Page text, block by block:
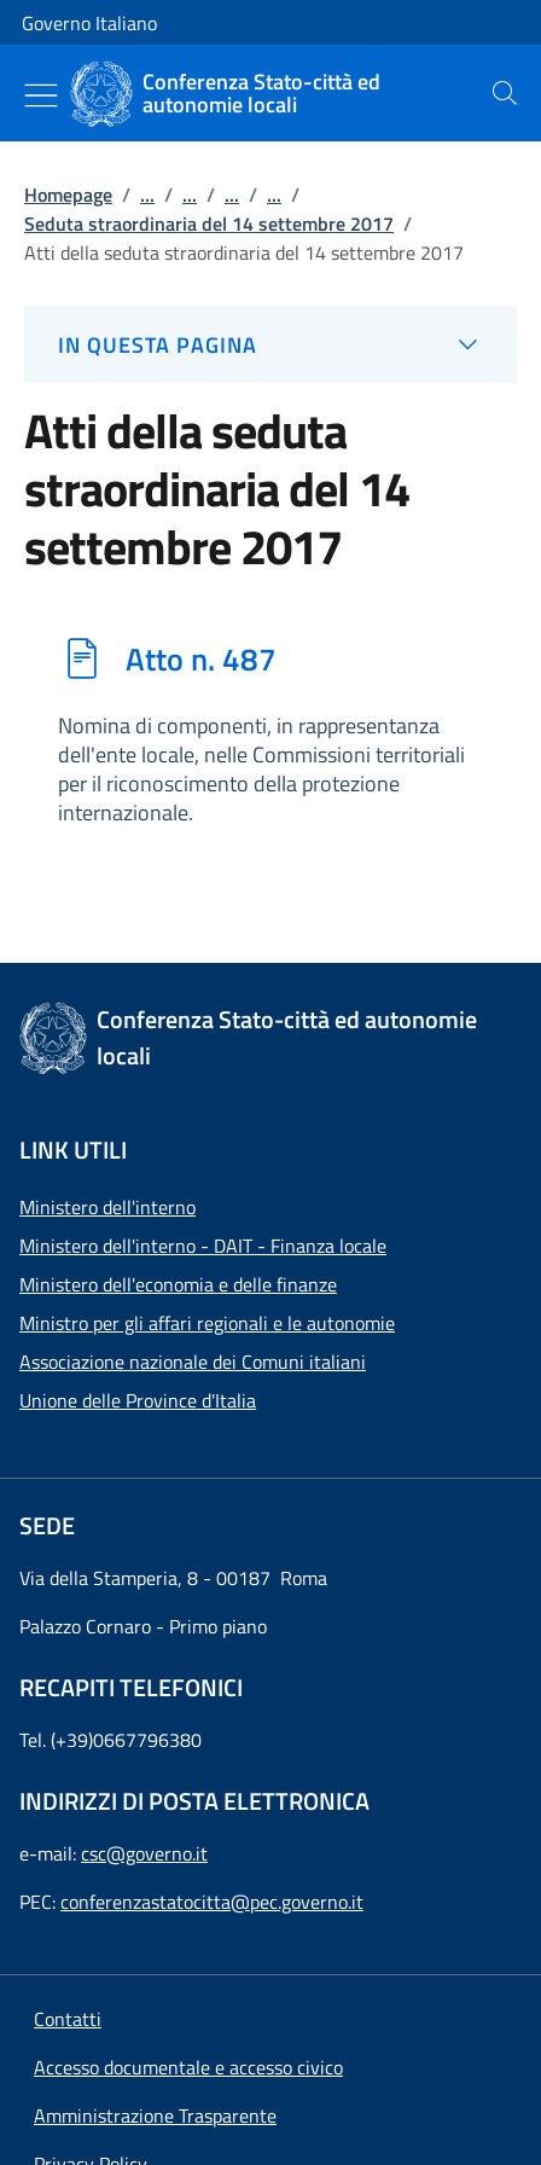
Vai al contenuto
Vai alla navigazione del sito
Governo Italiano
Conferenza Stato-città ed
autonomie locali Cerca
Homepage / ... / ... / ... / ... /
Seduta straordinaria del 14 settembre 2017 /
Atti della seduta straordinaria del 14 settembre 2017
IN QUESTA PAGINA
Atti della seduta
straordinaria del 14
settembre 2017
Atto n. 487
Nomina di componenti, in rappresentanza
dell'ente locale, nelle Commissioni territoriali
per il riconoscimento della protezione
internazionale.
Conferenza Stato-città ed autonomie
locali
LINK UTILI
Ministero dell'interno
Ministero dell'interno - DAIT - Finanza locale
Ministero dell'economia e delle finanze
Ministro per gli affari regionali e le autonomie
Associazione nazionale dei Comuni italiani
Unione delle Province d'Italia
SEDE
Via della Stamperia, 8 - 00187 Roma
Palazzo Cornaro - Primo piano
RECAPITI TELEFONICI
Tel. (+39)0667796380
INDIRIZZI DI POSTA ELETTRONICA
e-mail:csc@governo.it
PEC:conferenzastatocitta@pec.governo.it
Contatti
Accesso documentale e accesso civico
Amministrazione Trasparente